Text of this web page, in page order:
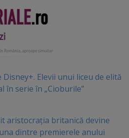
Elevii unui liceu de elită
în serie în „Cioburile”
aristocrația britanică devine
dintre premierele anului